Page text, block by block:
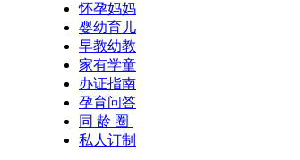
怀孕妈妈
婴幼育儿
早教幼教
家有学童
办证指南
孕育问答
同 龄 圈
私人订制